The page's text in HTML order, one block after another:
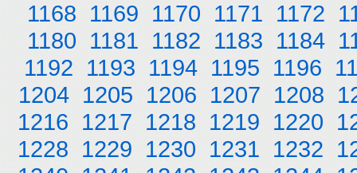
1168 1169 1170 1171 1172
1180 1181 1182 1183 1184
1192 1193 1194 1195 1196
1204 1205 1206 1207 1208
1216 1217 1218 1219 1220
1228 1229 1230 1231 1232